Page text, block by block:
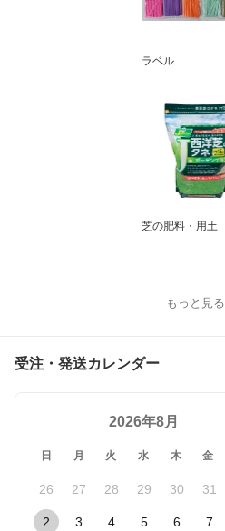
ラベル
芝の肥料・用土
もっと見る
受注・発送カレンダー
2026年8月
日 月 火 水 木 金
26 27 28 29 30 31
2 3 4 5 6 7